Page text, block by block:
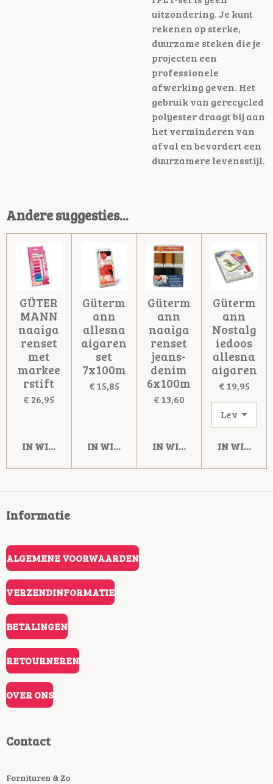
uitzondering. Je kunt
rekenen op sterke,
duurzame steken die je
projecten een
professionele
afwerking geven. Het
gebruik van gerecycled
polyester draagt bij aan
het verminderen van
afval en bevordert een
duurzamere levensstijl.
Andere suggesties...
GÜTER
MANN
naaiga
renset
met
markee
rstift
€ 26,95
IN WINKELWAGEN
Güterm
ann
allesna
aigaren
set
7x100m
€ 15,85
IN WINKELWAGEN
Güterm
ann
naaiga
renset
jeans-
denim
6x100m
€ 13,60
IN WINKELWAGEN
Güterm
ann
Nostalg
iedoos
allesna
aigaren
€ 19,95
IN
Informatie
ALGEMENE VOORWAARDEN
VERZENDINFORMATIE
BETALINGEN
RETOURNEREN
OVER ONS
Contact
Fornituren & Zo